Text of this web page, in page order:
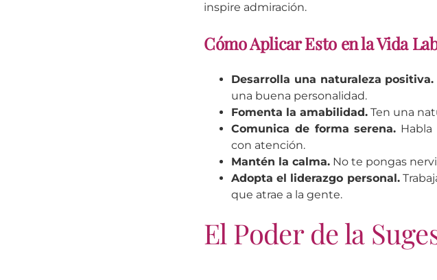
inspire admiración.
Cómo Aplicar Esto en la Vida
Desarrolla una naturaleza positiva.
una buena personalidad.
Fomenta la amabilidad. Ten una
Comunica de forma serena.
con atención.
Mantén la calma. No te pongas
Adopta el liderazgo personal.
que atrae a la gente.
El Poder de la